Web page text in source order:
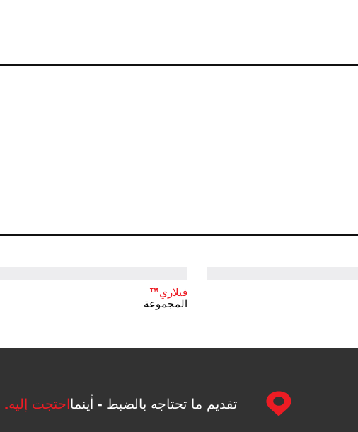
فيلاري™
المجموعة
تقديم ما تحتاجه بالضبط - أينمااحتجت إليه.